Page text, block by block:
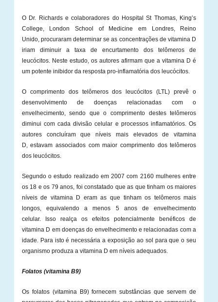
O Dr. Richards e colaboradores do Hospital St Thomas, King’s
College, London School of Medicine em Londres, Reino
Unido, procuraram determinar se as concentrações de vitamina D
iriam diminuir a taxa de encurtamento dos telômeros de
leucócitos. Neste estudo, os autores afirmam que a vitamina D é
um potente inibidor da resposta pro-inflamatória dos leucócitos.
O comprimento dos telômeros dos leucócitos (LTL) prevê o
desenvolvimento de doenças relacionadas com o
envelhecimento, sendo que o comprimento destes telômeros
diminui com cada divisão celular e processos inflamatórios. Os
autores concluíram que níveis mais elevados de vitamina
D, estavam associados com maior comprimento dos telômeros
dos leucócitos.
Segundo o estudo realizado em 2007 com 2160 mulheres entre
os 18 e os 79 anos, foi constatado que as que tinham os maiores
níveis de vitamina D eram as que tinham os telômeros mais
longos, equivalendo a menos 5 anos de envelhecimento
celular. Isso realça os efeitos potencialmente benéficos de
vitamina D em doenças do envelhecimento e relacionadas com a
idade. Para isto é necessária a exposição ao sol para que o seu
organismo produza a vitamina D em níveis adequados.
Folatos (vitamina B9)
Os folatos (vitamina B9) fornecem substâncias que servem de